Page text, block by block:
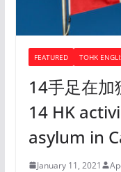
FEATURED TOHK
14手足在
14 HK
asylum in
January 11, 2021